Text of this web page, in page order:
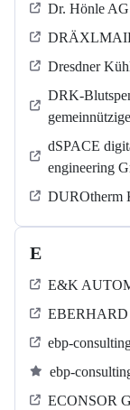
Dr. Hönle AG
Dresdner
DRK-
dSPACE
engineering
DUROtherm
E
E&K
EBERHARD
ebp-
ebp-
ECONSOR